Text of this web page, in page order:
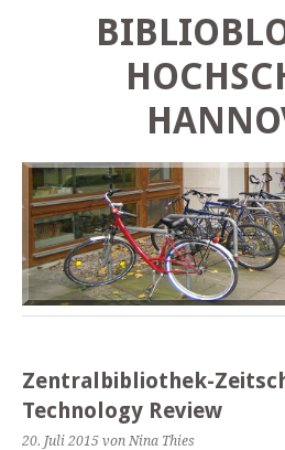
Zentralbibliothek-
Technology Review
20. Juli 2015 von Nina Thies